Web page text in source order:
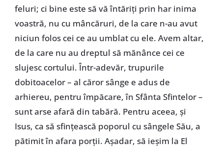
feluri; ci bine este să vă întăriți prin har inima
voastră, nu cu mâncăruri, de la care n-au avut
niciun folos cei ce au umblat cu ele. Avem altar,
de la care nu au dreptul să mănânce cei ce
slujesc cortului. Într-adevăr, trupurile
dobitoacelor – al căror sânge e adus de
arhiereu, pentru împăcare, în Sfânta Sfintelor –
sunt arse afară din tabără. Pentru aceea, și
Isus, ca să sfințească poporul cu sângele Său, a
pătimit în afara porții. Așadar, să ieșim la El